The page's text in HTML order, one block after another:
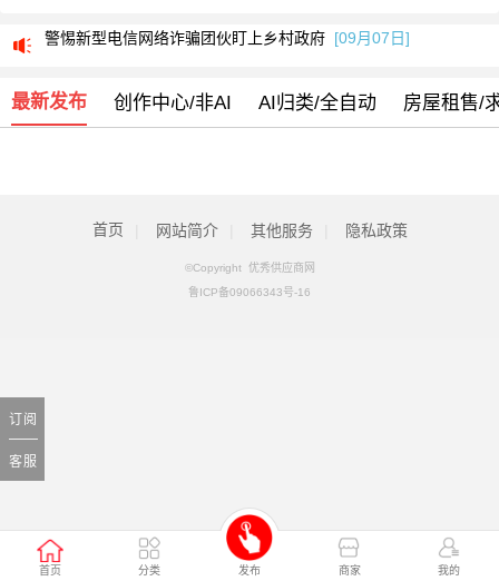
首页 分类 发布 商家 我的
警惕新型电信网络诈骗团伙盯上乡村政府 [09月07日]
我司部分服务号码停止使用通知 [05月13日]
最新发布 创作中心/非AI AI归类/全自动 房屋租售/
订阅
客服
首页 网站简介 其他服务 隐私政策
©Copyright 优秀供应商网
鲁ICP备09066343号-16